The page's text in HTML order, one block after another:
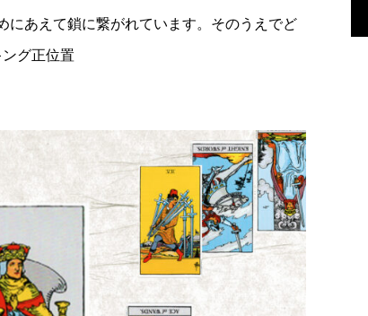
あえて鎖に繋がれています。そのうえでど
グ正位置